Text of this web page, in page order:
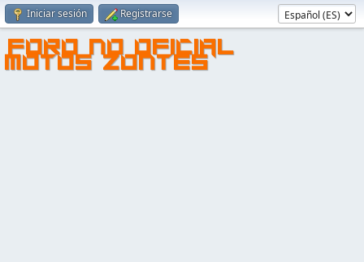
Iniciar sesión Registrarse
FORO NO OFICIAL
MOTOS ZONTES